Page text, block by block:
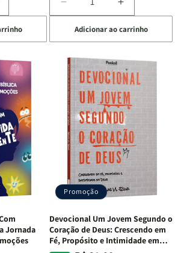
Diminuir
a
quantidade
de
Devocional
Café
com
Mulheres
da
Bíblia
Equipe
Teológica
Penkal
Aumentar
a
quantidade
de
Devocional
Café
com
Mulheres
da
Bíblia
|
Equipe
Teológica
Penkal
Adicionar ao carrinho
Jornada
Promoção
Devocional Um Jovem Segundo o
Coração de Deus: Crescendo em
Fé, Propósito e Intimidade em